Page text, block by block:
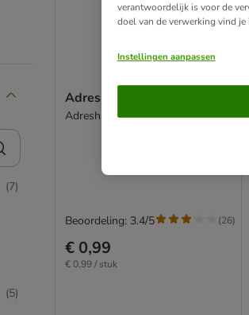
(7)
(5)
Adreshanger verchroomd
Adreshanger verchroomd
€ 0,99
€ 0,99 / stuk
Beoordeling: 3.4/5 (26)
verantwoordelijk is voor de
doel van de verwerking vind
Instellingen aanpassen